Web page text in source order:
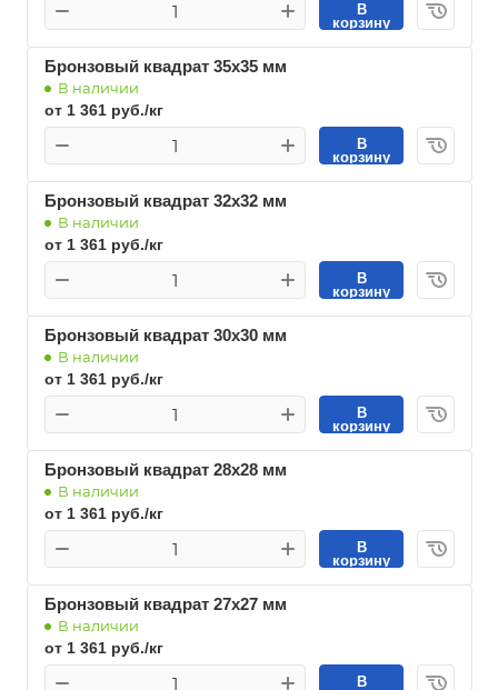
В
корзину
Бронзовый квадрат 35х35 мм
В наличии
от 1 361 руб./кг
В
корзину
Бронзовый квадрат 32х32 мм
В наличии
от 1 361 руб./кг
В
корзину
Бронзовый квадрат 30х30 мм
В наличии
от 1 361 руб./кг
В
корзину
Бронзовый квадрат 28х28 мм
В наличии
от 1 361 руб./кг
В
корзину
Бронзовый квадрат 27х27 мм
В наличии
от 1 361 руб./кг
В